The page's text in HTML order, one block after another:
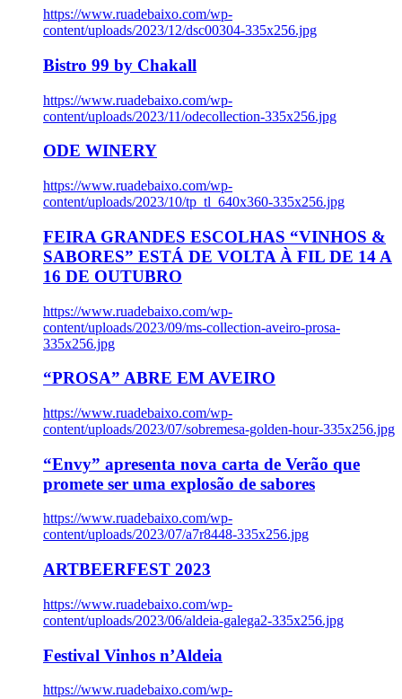
https://www.ruadebaixo.com/wp-
content/uploads/2023/12/dsc00304-335x256.jpg
Bistro 99 by Chakall
https://www.ruadebaixo.com/wp-
content/uploads/2023/11/odecollection-335x256.jpg
ODE WINERY
https://www.ruadebaixo.com/wp-
content/uploads/2023/10/tp_tl_640x360-335x256.jpg
FEIRA GRANDES ESCOLHAS “VINHOS &
SABORES” ESTÁ DE VOLTA À FIL DE 14 A
16 DE OUTUBRO
https://www.ruadebaixo.com/wp-
content/uploads/2023/09/ms-collection-aveiro-prosa-
335x256.jpg
“PROSA” ABRE EM AVEIRO
https://www.ruadebaixo.com/wp-
content/uploads/2023/07/sobremesa-golden-hour-335x256.jpg
“Envy” apresenta nova carta de Verão que
promete ser uma explosão de sabores
https://www.ruadebaixo.com/wp-
content/uploads/2023/07/a7r8448-335x256.jpg
ARTBEERFEST 2023
https://www.ruadebaixo.com/wp-
content/uploads/2023/06/aldeia-galega2-335x256.jpg
Festival Vinhos n’Aldeia
https://www.ruadebaixo.com/wp-